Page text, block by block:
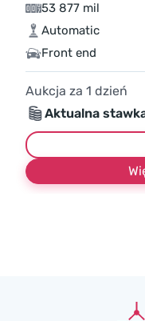
53 877 mil
Automatic
Front end
Aukcja za 1 dzień
Aktualna